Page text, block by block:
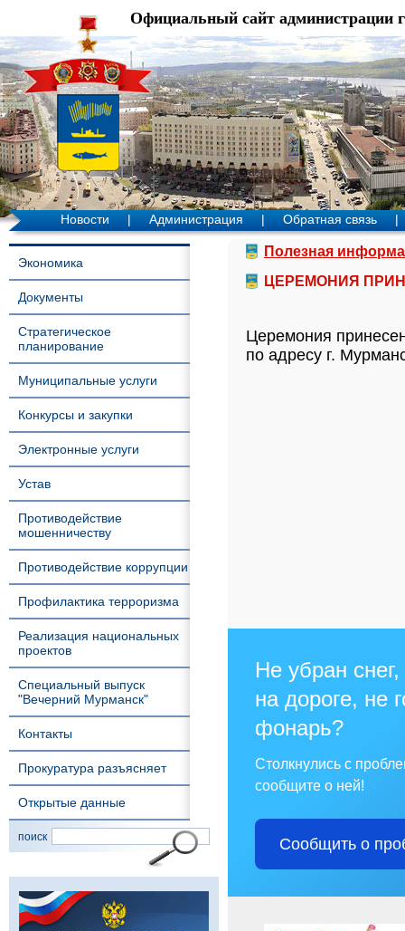
Официальный сайт администрации
Новости | Администрация | Обратная связь |
Экономика
Документы
Стратегическое
планирование
Муниципальные услуги
Конкурсы и закупки
Электронные услуги
Устав
Противодействие
мошенничеству
Противодействие коррупции
Профилактика терроризма
Реализация национальных
проектов
Специальный выпуск
"Вечерний Мурманск"
Контакты
Прокуратура разъясняет
Открытые данные
поиск
Полезная
ЦЕРЕМОНИЯ
Церемония
по адресу г.
Не убран
на дороге, не
фонарь?
Столкнулись с
сообщите о ней!
Сообщить о